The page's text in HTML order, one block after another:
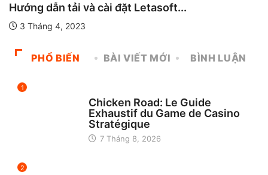
cài đặt Letasoft...
PHỔ BIẾN BÀI VIẾT MỚI BÌNH LUẬN
1
Chicken Road: Le Guide
Exhaustif du Game de Casino
Stratégique
7 Tháng 8, 2026
2